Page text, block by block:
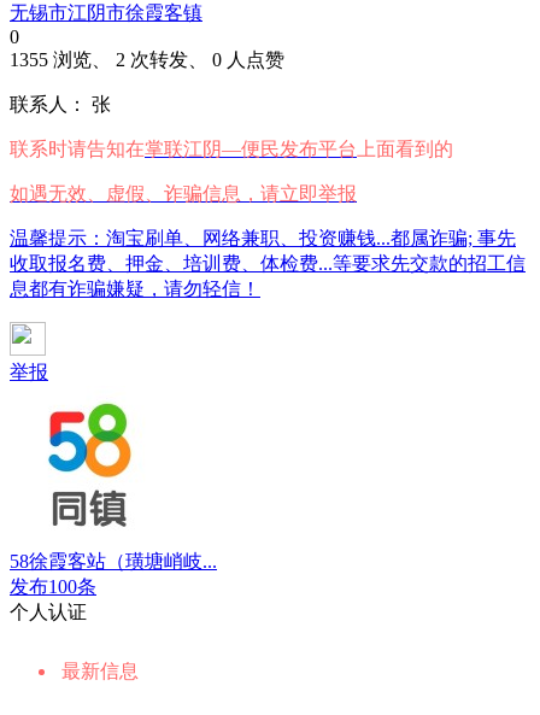
无锡市江阴市徐霞客镇
0
1355 浏览、 2 次转发、 0 人点赞
联系人： 张
联系时请告知在掌联江阴—便民发布平台 上面看到的
如遇无效、虚假、诈骗信息，请立即举报
温馨提示：淘宝刷单、网络兼职、投资赚钱...都属诈骗; 事先
收取报名费、押金、培训费、体检费...等要求先交款的招工信
息都有诈骗嫌疑，请勿轻信！
举报
58徐霞客站（璜塘峭岐...
发布100条
个人认证
最新信息